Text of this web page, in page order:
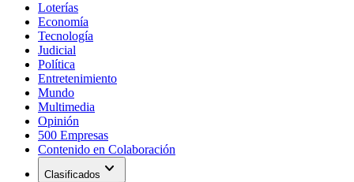
Loterías
Economía
Tecnología
Judicial
Política
Entretenimiento
Mundo
Multimedia
Opinión
500 Empresas
Contenido en Colaboración
Clasificados expand_more